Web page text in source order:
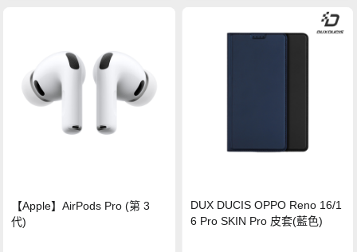
【Apple】AirPods Pro (第 3
代)
DUX DUCIS OPPO Reno 16/1
6 Pro SKIN Pro 皮套(藍色)